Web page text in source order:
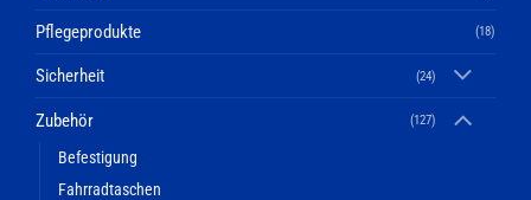
Pflegeprodukte (18)
Sicherheit (24)
Zubehör (127)
Befestigung
Fahrradtaschen